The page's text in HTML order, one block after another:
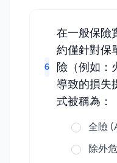
6
在一般保險
約僅針對保
險（例如：
導致的損失
式被稱為：
全險
除外